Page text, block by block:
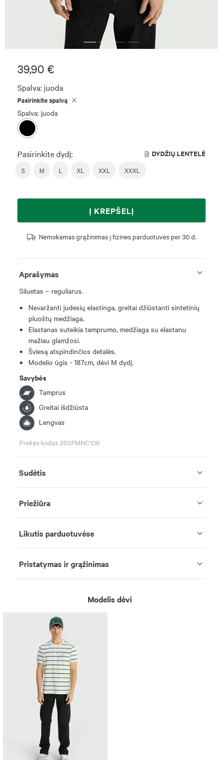
39,90 €
Spalva: juoda
Pasirinkite spalvą
Spalva: juoda
Pasirinkite dydį: DYDŽIŲ LENTELĖ
S M L XL XXL XXXL
Į KREPŠELĮ
Nemokamas grąžinimas į fizines parduotuves per 30 d.
Aprašymas
Siluetas – reguliarus.
Nevaržanti judesių elastinga, greitai džiūstanti sintetinių
pluoštų medžiaga.
Elastanas suteikia tamprumo, medžiaga su elastanu
mažiau glamžosi.
Šviesą atspindinčios detalės.
Modelio ūgis - 187cm, dėvi M dydį.
Savybės
Tamprus
Greitai išdžiūsta
Lengvas
Prekės kodas 26SPMNC106
Sudėtis
Priežiūra
Likutis parduotuvėse
Pristatymas ir grąžinimas
Modelis dėvi